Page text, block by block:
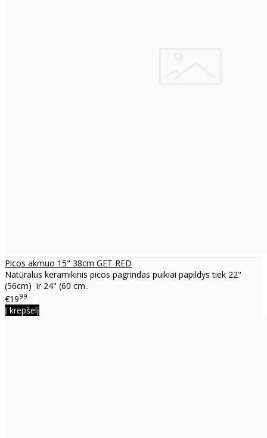
Picos akmuo 15" 38cm GET RED
Natūralus keramikinis picos pagrindas puikiai papildys tiek 22"
(56cm) ir 24" (60 cm..
€1999
Į krepšelį